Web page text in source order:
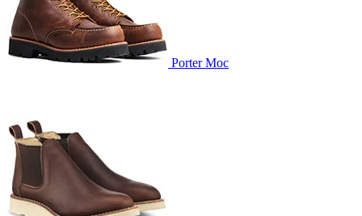
Porter Moc